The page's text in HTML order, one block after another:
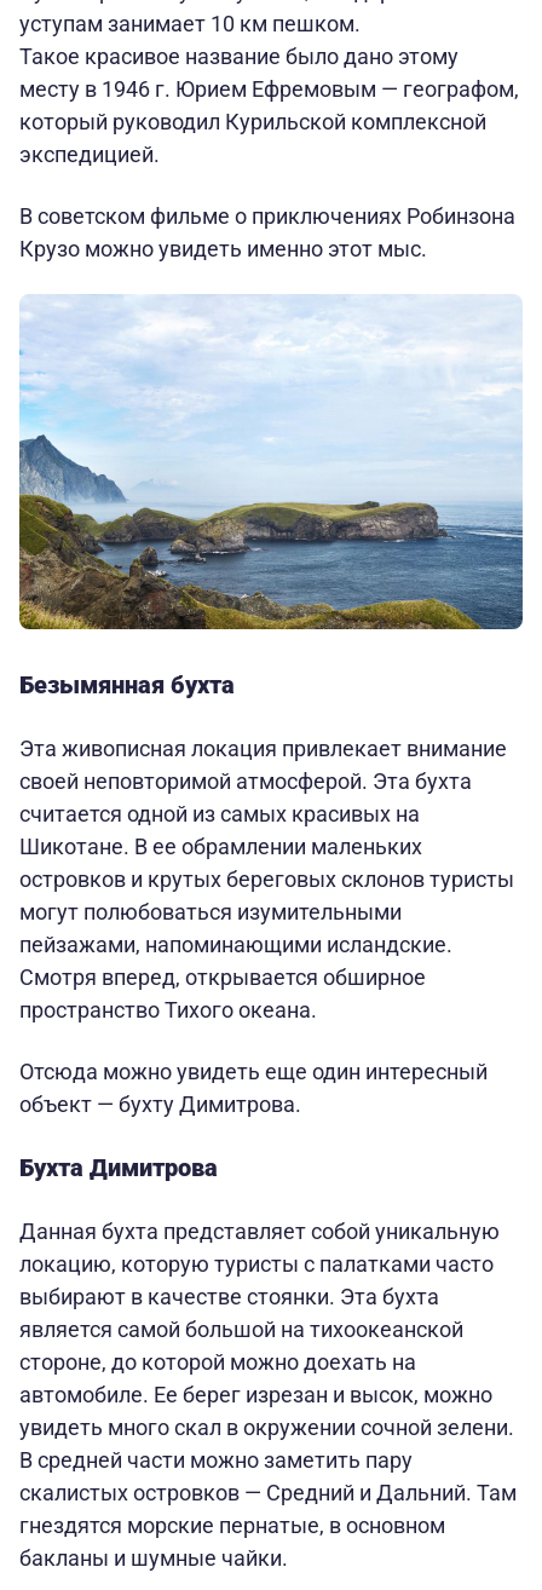
уступам занимает 10 км пешком.
Такое красивое название было дано этому
месту в 1946 г. Юрием Ефремовым — географом,
который руководил Курильской комплексной
экспедицией.
В советском фильме о приключениях Робинзона
Крузо можно увидеть именно этот мыс.
Безымянная бухта
Эта живописная локация привлекает внимание
своей неповторимой атмосферой. Эта бухта
считается одной из самых красивых на
Шикотане. В ее обрамлении маленьких
островков и крутых береговых склонов туристы
могут полюбоваться изумительными
пейзажами, напоминающими исландские.
Смотря вперед, открывается обширное
пространство Тихого океана.
Отсюда можно увидеть еще один интересный
объект — бухту Димитрова.
Бухта Димитрова
Данная бухта представляет собой уникальную
локацию, которую туристы с палатками часто
выбирают в качестве стоянки. Эта бухта
является самой большой на тихоокеанской
стороне, до которой можно доехать на
автомобиле. Ее берег изрезан и высок, можно
увидеть много скал в окружении сочной зелени.
В средней части можно заметить пару
скалистых островков — Средний и Дальний. Там
гнездятся морские пернатые, в основном
бакланы и шумные чайки.